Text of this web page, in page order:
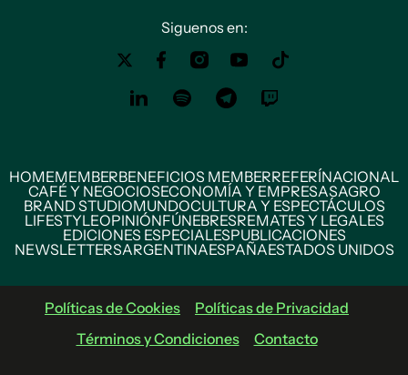
Siguenos en:
HOMEMEMBERBENEFICIOS MEMBERREFERÍNACIONAL
CAFÉ Y NEGOCIOSECONOMÍA Y EMPRESASAGRO
BRAND STUDIOMUNDOCULTURA Y ESPECTÁCULOS
LIFESTYLEOPINIÓNFÚNEBRESREMATES Y LEGALES
EDICIONES ESPECIALESPUBLICACIONES
NEWSLETTERSARGENTINAESPAÑAESTADOS UNIDOS
Políticas de Cookies
Políticas de Privacidad
Términos y Condiciones
Contacto